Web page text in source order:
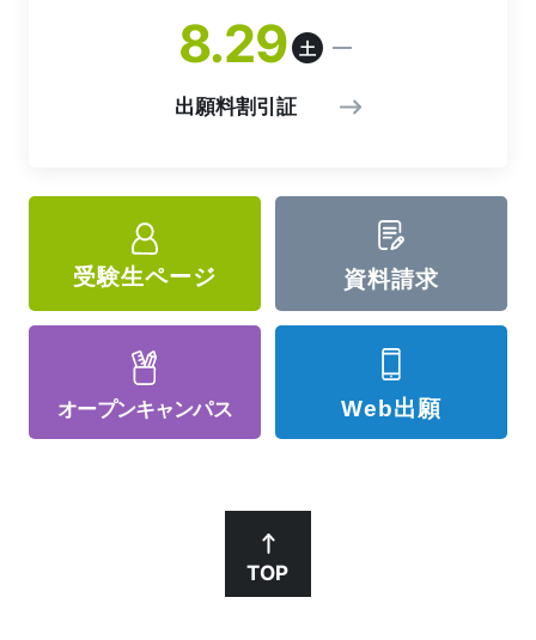
8 29 土
出願料割引証
受験生ページ 資料請求
オープンキャンパス Web出願
TOP